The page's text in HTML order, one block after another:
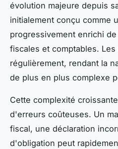
évolution majeure depuis
initialement conçu comme
progressivement enrichi de
fiscales et comptables.
régulièrement, rendant la
de plus en plus complexe
Cette complexité
d'erreurs coûteuses. Un
fiscal, une déclaration
d'obligation peut